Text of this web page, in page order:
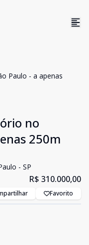
Paulo - a apenas
no
250m
- SP
R$ 310.000,00
Favorito